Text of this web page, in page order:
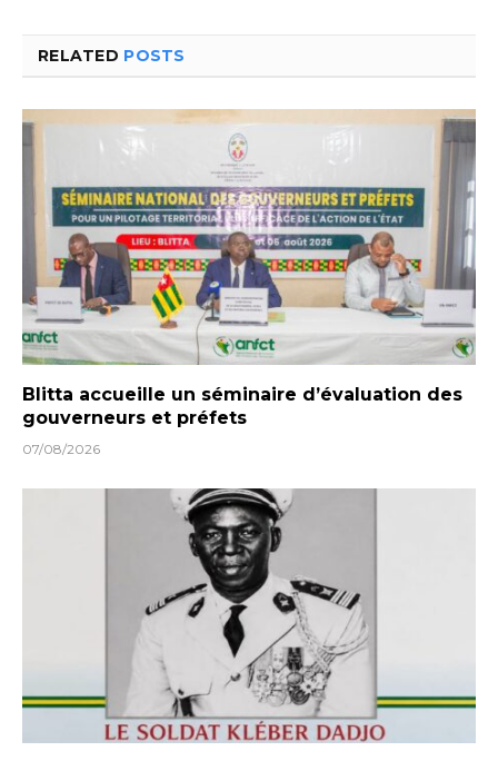
RELATED POSTS
Blitta accueille un séminaire d’évaluation des
gouverneurs et préfets
07/08/2026